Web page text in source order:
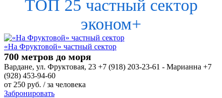
ТОП 25 частный сектор
эконом+
«На Фруктовой» частный сектор
700 метров до моря
Вардане, ул. Фруктовая, 23 +7 (918) 203-23-61 - Марианна +7
(928) 453-94-60
от 250 руб. / за человека
Забронировать